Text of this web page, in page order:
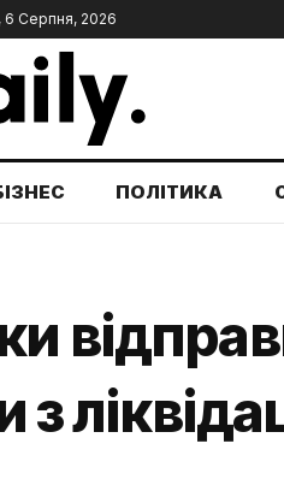
6 Серпня, 2026
ПОЛІТИКА